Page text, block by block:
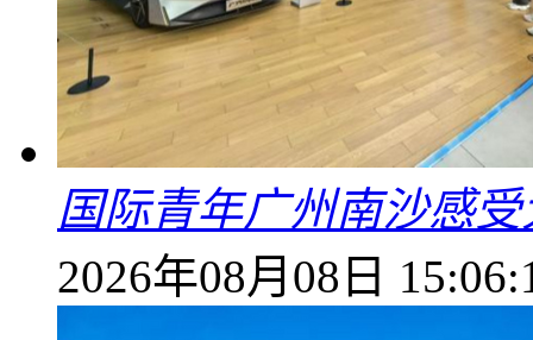
国际青年广州南沙感
2026年08月08日